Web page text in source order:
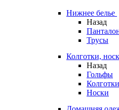
Нижнее белье
Назад
Трусы
Колготки,
Назад
Гольфы
Колготки
Носки